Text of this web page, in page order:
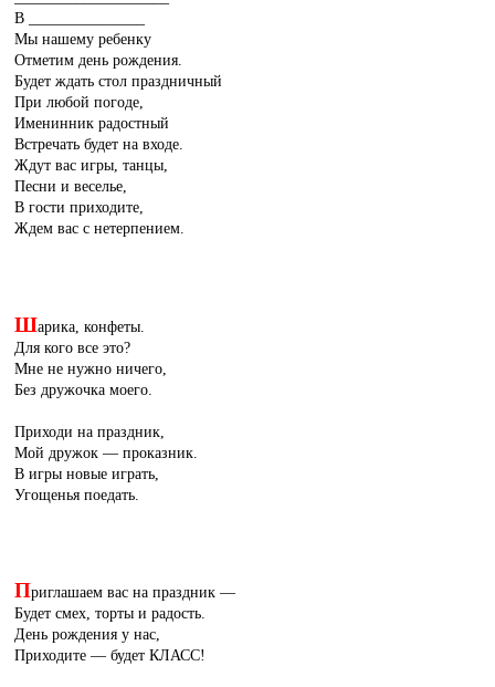
В _______________
Мы нашему ребенку
Отметим день рождения.
Будет ждать стол праздничный
При любой погоде,
Именинник радостный
Встречать будет на входе.
Ждут вас игры, танцы,
Песни и веселье,
В гости приходите,
Ждем вас с нетерпением.
Шарика, конфеты.
Для кого все это?
Мне не нужно ничего,
Без дружочка моего.
Приходи на праздник,
Мой дружок — проказник.
В игры новые играть,
Угощенья поедать.
Приглашаем вас на праздник —
Будет смех, торты и радость.
День рождения у нас,
Приходите — будет КЛАСС!